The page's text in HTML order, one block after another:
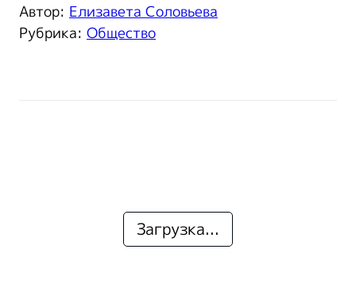
Автор: Елизавета Соловьева
Рубрика: Общество
Загрузка...